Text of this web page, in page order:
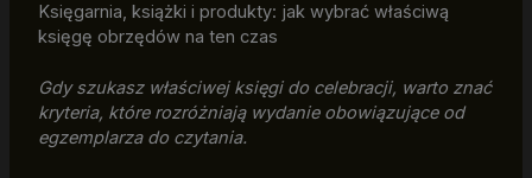
Księgarnia, książki i produkty: jak wybrać właściwą
księgę obrzędów na ten czas
Gdy szukasz właściwej księgi do celebracji, warto znać
kryteria, które rozróżniają wydanie obowiązujące od
egzemplarza do czytania.